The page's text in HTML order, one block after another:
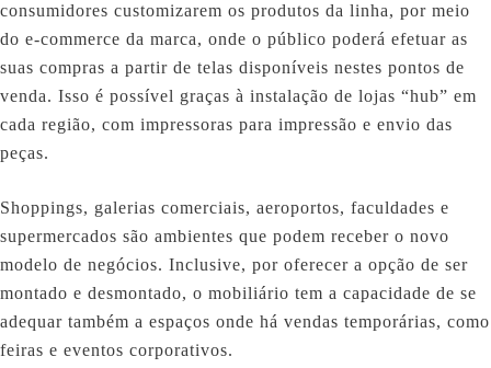
consumidores customizarem os produtos da linha, por meio
do e-commerce da marca, onde o público poderá efetuar as
suas compras a partir de telas disponíveis nestes pontos de
venda. Isso é possível graças à instalação de lojas “hub” em
cada região, com impressoras para impressão e envio das
peças.
Shoppings, galerias comerciais, aeroportos, faculdades e
supermercados são ambientes que podem receber o novo
modelo de negócios. Inclusive, por oferecer a opção de ser
montado e desmontado, o mobiliário tem a capacidade de se
adequar também a espaços onde há vendas temporárias, como
feiras e eventos corporativos.